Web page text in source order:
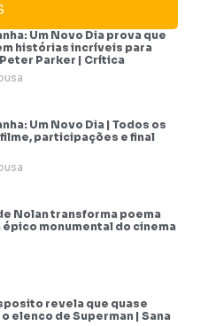
Um Novo Dia prova que
histórias incríveis para
Parker | Crítica
Um Novo Dia | Todos os
participações e final
Nolan transforma poema
épico monumental do cinema
revela que quase
elenco de Superman | Sana